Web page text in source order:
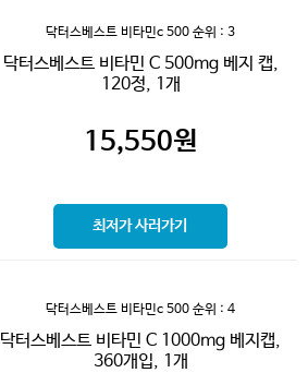
닥터스베스트 비타민c 500 순위 : 3
닥터스베스트 비타민 C 500mg 베지 캡,
120정, 1개
15,550원
최저가 사러가기
닥터스베스트 비타민c 500 순위 : 4
닥터스베스트 비타민 C 1000mg 베지캡,
360개입, 1개